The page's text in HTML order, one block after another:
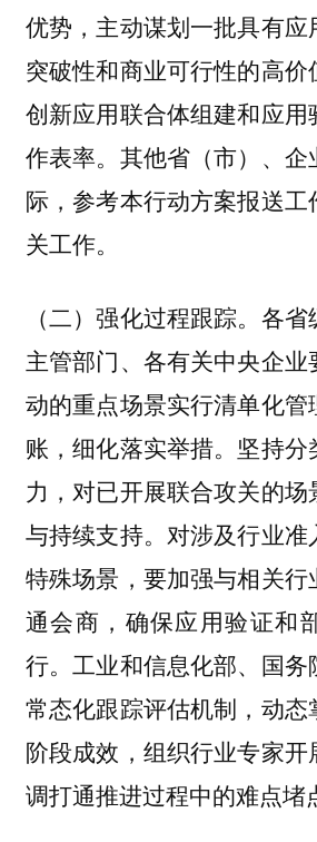
优势，主动谋划一批具有
突破性和商业可行性的高
创新应用联合体组建和应用
作表率。其他省（市）、企
际，参考本行动方案报送工
关工作。
（二）强化过程跟踪。 各省
主管部门、各有关中央企
动的重点场景实行清单化管
账，细化落实举措。坚持
力，对已开展联合攻关的
与持续支持。对涉及行业准
特殊场景，要加强与相关行
通会商，确保应用验证和
行。工业和信息化部、国务
常态化跟踪评估机制，动态
阶段成效，组织行业专家
调打通推进过程中的难点堵